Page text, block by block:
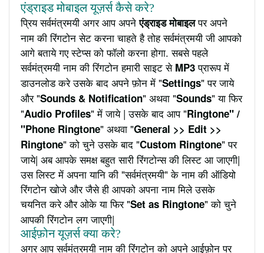
एंड्राइड मोबाइल यूज़र्स कैसे करे?
प्रिय सर्वमंत्रमयी अगर आप अपनेएंड्राइड मोबाइलपर अपने
नाम की रिंगटोन सेट करना चाहते है तोह सर्वमंत्रमयी जी आपको
आगे बताये गए स्टेप्स को फॉलो करना होगा. सबसे पहले
सर्वमंत्रमयी नाम की रिंगटोन हमारी साइट से MP3प्रारूप में
डाउनलोड करे उसके बाद अपने फ़ोन में "Settings" पर जाये
और "Sounds & Notification" अथवा "Sounds" या फिर
"Audio Profiles" में जाये | उसके बाद आप "Ringtone" /
"Phone Ringtone" अथवा "General >> Edit >>
Ringtone" को चुने उसके बाद "Custom Ringtone" पर
जाये| अब आपके समक्ष बहुत सारी रिंगटोन्स की लिस्ट आ जाएगी|
उस लिस्ट में अपना यानि की "सर्वमंत्रमयी" के नाम की ऑडियो
रिंगटोन खोजे और जैसे ही आपको अपना नाम मिले उसके
चयनित करे और ओके या फिर "Set as Ringtone" को चुने
आपकी रिंगटोन लग जाएगी|
आईफ़ोन यूज़र्स क्या करे?
अगर आप सर्वमंत्रमयी नाम की रिंगटोन को अपने आईफ़ोन पर